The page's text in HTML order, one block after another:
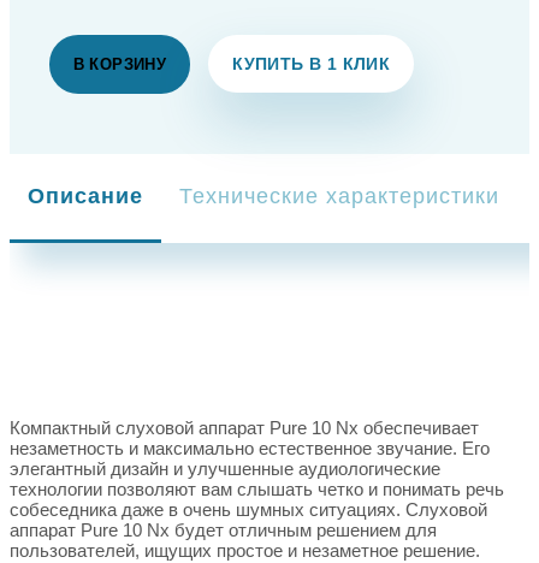
В КОРЗИНУ КУПИТЬ В 1 КЛИК
Описание Технические характеристики
Компактный слуховой аппарат Pure 10 Nx обеспечивает
незаметность и максимально естественное звучание. Его
элегантный дизайн и улучшенные аудиологические
технологии позволяют вам слышать четко и понимать речь
собеседника даже в очень шумных ситуациях. Слуховой
аппарат Pure 10 Nx будет отличным решением для
пользователей, ищущих простое и незаметное решение.